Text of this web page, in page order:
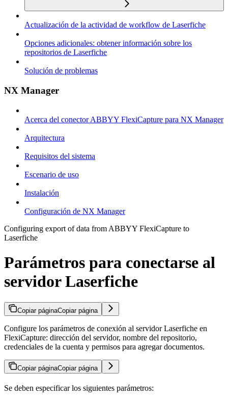
Actualización de la actividad de workflow de Laserfiche
Opciones adicionales: obtener información sobre los
repositorios de Laserfiche
Solución de problemas
NX Manager
Acerca del conector ABBYY FlexiCapture para NX Manager
Arquitectura
Requisitos del sistema
Escenario de uso
Instalación
Configuración de NX Manager
Configuring export of data from ABBYY FlexiCapture to
Laserfiche
Parámetros para conectarse al
servidor Laserfiche
Copiar páginaCopiar página
Configure los parámetros de conexión al servidor Laserfiche en
FlexiCapture: dirección del servidor, nombre del repositorio,
credenciales de la cuenta y permisos para agregar documentos.
Copiar páginaCopiar página
Se deben especificar los siguientes parámetros: